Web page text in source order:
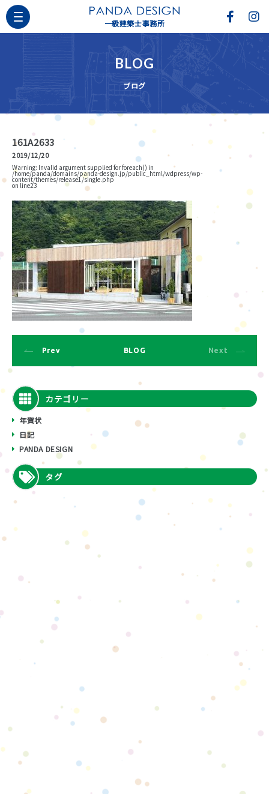
一級建築士事務所
BLOG
ブログ
161A2633
2019/12/20
Warning: Invalid argument supplied for foreach() in
/home/panda/domains/panda-design.jp/public_html/wdpress/wp-
content/themes/release1/single.php
on line23
Prev BLOG Next
カテゴリー
年賀状
日記
PANDA DESIGN
タグ